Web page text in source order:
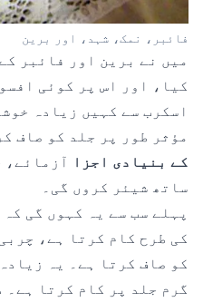
فائبر، نمک، شہد، اور برین
میں نے برین اور فائبر
کیا، اور اس پر کوئی
اسکرب سے کہیں زیادہ
مؤثر طور پر جلد کو صاف
کے بنیادی اجزا آزمائے،
ساتھ شیئر کروں گی۔
پہلے سب سے یہ کہوں گی کہ
کی طرح کام کرتا ہے،
کو صاف کرتا ہے۔ یہ
گرم جلد پر کام کرتا